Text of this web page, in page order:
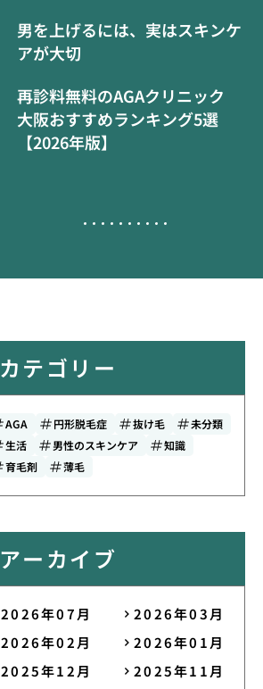
男を上げるには、実はスキンケ
アが大切
再診料無料のAGAクリニック
大阪おすすめランキング5選
【2026年版】
カテゴリー
AGA 円形脱毛症 抜け毛
未分類
生活
男性のスキンケア
知識
育毛剤
薄毛
アーカイブ
2026年07月
2026年03月
2026年02月
2026年01月
2025年12月
2025年11月